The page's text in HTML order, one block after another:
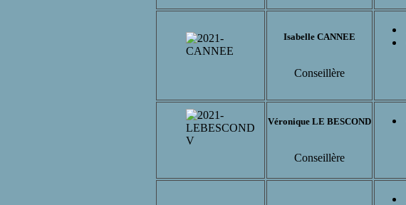
Isabelle CANNEE
Conseillère
Véronique LE BESCOND
Conseillère